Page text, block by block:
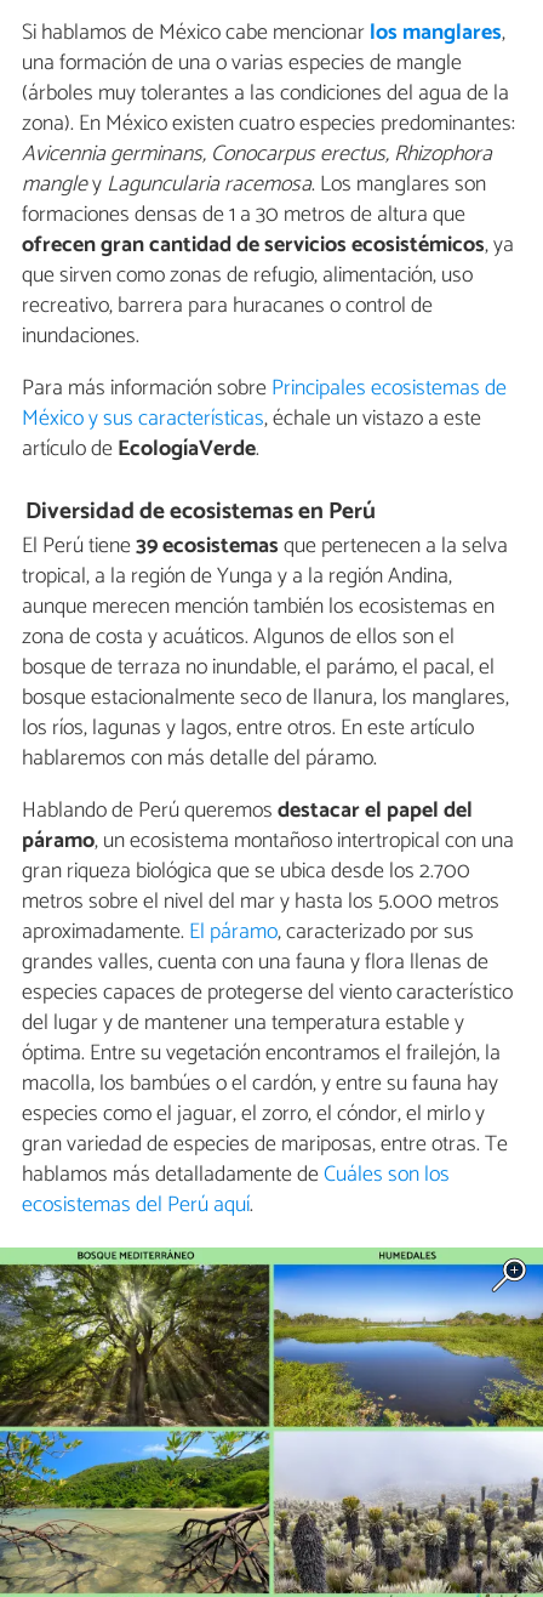
Si hablamos de México cabe mencionarlos manglares,
una formación de una o varias especies de mangle
(árboles muy tolerantes a las condiciones del agua de la
zona). En México existen cuatro especies predominantes:
Avicennia germinans, Conocarpus erectus, Rhizophora
mangleyLaguncularia racemosa. Los manglares son
formaciones densas de 1 a 30 metros de altura que
ofrecen gran cantidad de servicios ecosistémicos, ya
que sirven como zonas de refugio, alimentación, uso
recreativo, barrera para huracanes o control de
inundaciones.
Para más información sobrePrincipales ecosistemas de
México y sus características, échale un vistazo a este
artículo deEcologíaVerde.
Diversidad de ecosistemas en Perú
El Perú tiene39 ecosistemasque pertenecen a la selva
tropical, a la región de Yunga y a la región Andina,
aunque merecen mención también los ecosistemas en
zona de costa y acuáticos. Algunos de ellos son el
bosque de terraza no inundable, el parámo, el pacal, el
bosque estacionalmente seco de llanura, los manglares,
los ríos, lagunas y lagos, entre otros. En este artículo
hablaremos con más detalle del páramo.
Hablando de Perú queremosdestacar el papel del
páramo, un ecosistema montañoso intertropical con una
gran riqueza biológica que se ubica desde los 2.700
metros sobre el nivel del mar y hasta los 5.000 metros
aproximadamente. El páramo, caracterizado por sus
grandes valles, cuenta con una fauna y flora llenas de
especies capaces de protegerse del viento característico
del lugar y de mantener una temperatura estable y
óptima. Entre su vegetación encontramos el frailejón, la
macolla, los bambúes o el cardón, y entre su fauna hay
especies como el jaguar, el zorro, el cóndor, el mirlo y
gran variedad de especies de mariposas, entre otras. Te
hablamos más detalladamente deCuáles son los
ecosistemas del Perú aquí.